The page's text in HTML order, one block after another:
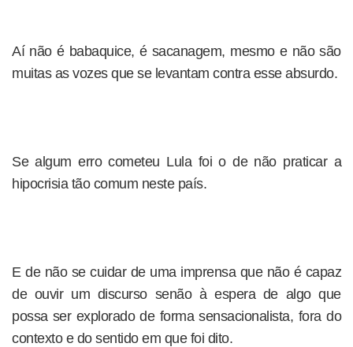
Aí não é babaquice, é sacanagem, mesmo e não são
muitas as vozes que se levantam contra esse absurdo.
Se algum erro cometeu Lula foi o de não praticar a
hipocrisia tão comum neste país.
E de não se cuidar de uma imprensa que não é capaz
de ouvir um discurso senão à espera de algo que
possa ser explorado de forma sensacionalista, fora do
contexto e do sentido em que foi dito.